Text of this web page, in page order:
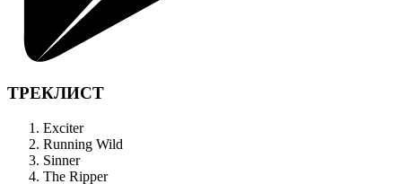
ТРЕКЛИСТ
Exciter
Running Wild
Sinner
The Ripper